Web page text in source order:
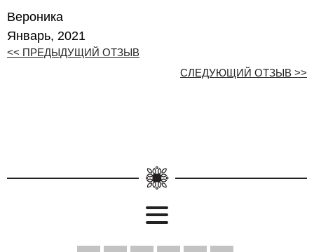
Вероника
Январь, 2021
<< ПРЕДЫДУЩИЙ ОТЗЫВ
СЛЕДУЮЩИЙ ОТЗЫВ >>